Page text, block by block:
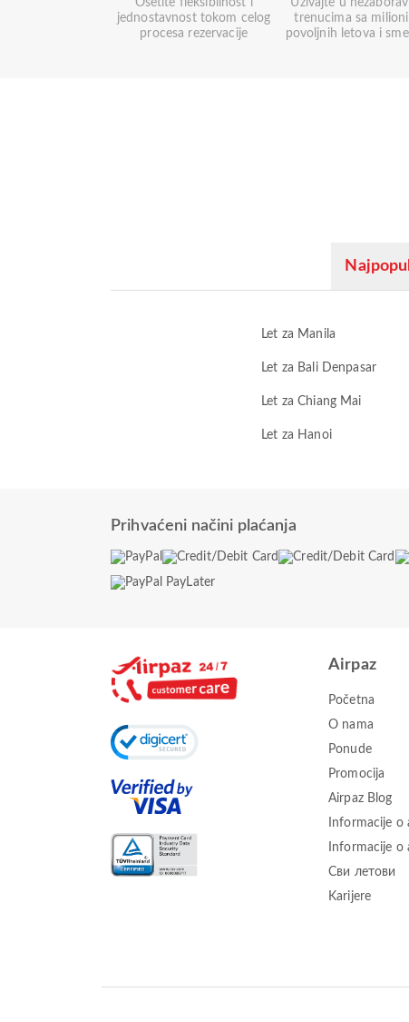
Osetite fleksibilnost i
jednostavnost tokom celog
procesa rezervacije
Uživajte u
trenucima sa
povoljnih letova i
Let za Manila
Let za Bali Denpasar
Let za Chiang Mai
Let za Hanoi
Prihvaćeni načini plaćanja
Airpaz
Početna
O nama
Ponude
Promocija
Airpaz Blog
Informacije o
Informacije o
Сви летови
Karijere